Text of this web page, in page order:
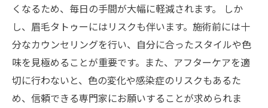
くなるため、毎日の手間が大幅に軽減されます。 しか
し、眉毛タトゥーにはリスクも伴います。施術前には十
分なカウンセリングを行い、自分に合ったスタイルや色
味を見極めることが重要です。また、アフターケアを適
切に行わないと、色の変化や感染症のリスクもあるた
め、信頼できる専門家にお願いすることが求められま